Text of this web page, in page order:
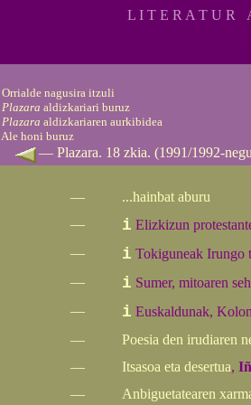
L I T E R A T U R
Orrialde nagusira itzuli
Plazara aldizkariari buruz
Plazara aldizkariaren aurkibidea
Ale honi buruz
— Plazara. 18 zkia. (1991/1992-
—
...hainbat aburu
—
i Elizkizun
—
i Tokiguneak Irungo
—
i Sumer, mitoaren
—
i Euskaldunak,
—
Poesia den irudiaren
—
Itsasoa eta desertua,
—
Anbiguetatearen